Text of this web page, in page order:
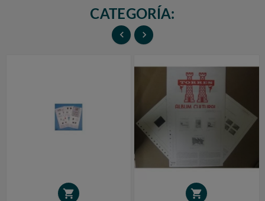
CATEGORÍA:
 
 